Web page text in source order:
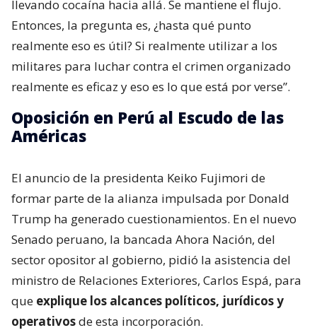
llevando cocaína hacia allá. Se mantiene el flujo.
Entonces, la pregunta es, ¿hasta qué punto
realmente eso es útil? Si realmente utilizar a los
militares para luchar contra el crimen organizado
realmente es eficaz y eso es lo que está por verse”.
Oposición en Perú al Escudo de las
Américas
El anuncio de la presidenta Keiko Fujimori de
formar parte de la alianza impulsada por Donald
Trump ha generado cuestionamientos. En el nuevo
Senado peruano, la bancada Ahora Nación, del
sector opositor al gobierno, pidió la asistencia del
ministro de Relaciones Exteriores, Carlos Espá, para
que explique los alcances políticos, jurídicos y
operativosde esta incorporación.